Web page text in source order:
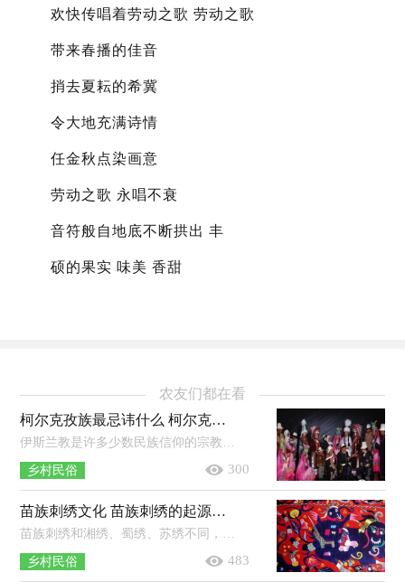
欢快传唱着劳动之歌 劳动之歌
带来春播的佳音
捎去夏耘的希冀
令大地充满诗情
任金秋点染画意
劳动之歌 永唱不衰
音符般自地底不断拱出 丰
硕的果实 味美 香甜
农友们都在看
柯尔克孜族最忌讳什么 柯尔克孜族禁忌介绍
伊斯兰教是许多少数民族信仰的宗教，而信奉伊斯兰教的民族许多的文化也和宗教息息相关。柯尔克孜族也和其他信奉伊斯兰教的民族一样...
乡村民俗 300
苗族刺绣文化 苗族刺绣的起源，有什么特点
苗族刺绣和湘绣、蜀绣、苏绣不同，它具有浓厚的苗族文化特色，具有独特而夸张的造型，很受苗族人的喜爱，苗族人出嫁前都会准备苗族刺绣。...
乡村民俗 483